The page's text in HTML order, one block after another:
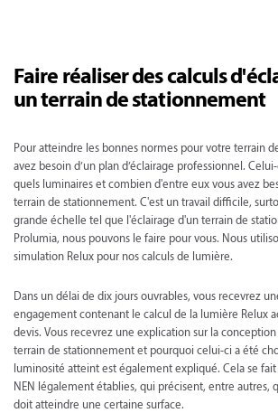
Faire réaliser des calculs
un terrain de stationnement
Pour atteindre les bonnes normes pour votre terrain
avez besoin d’un plan d’éclairage professionnel.
quels luminaires et combien d'entre eux vous avez
terrain de stationnement. C'est un travail difficile,
grande échelle tel que l'éclairage d'un terrain de
Prolumia, nous pouvons le faire pour vous. Nous
simulation Relux pour nos calculs de lumière.
Dans un délai de dix jours ouvrables, vous recevrez
engagement contenant le calcul de la lumière Relux
devis. Vous recevrez une explication sur la
terrain de stationnement et pourquoi celui-ci a été
luminosité atteint est également expliqué. Cela se fait
NEN légalement établies, qui précisent, entre autres,
doit atteindre une certaine surface.